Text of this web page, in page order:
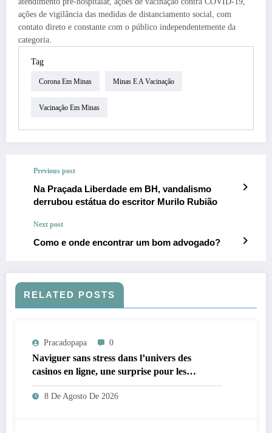
ações de vigilância das medidas de distanciamento social, com
contato direto e constante com o público independentemente da
categoria.
Tag
Corona Em Minas Minas E A Vacinação
Vacinação Em Minas
Previous post
Na Praçada Liberdade em BH, vandalismo
derrubou estátua do escritor Murilo Rubião
Next post
Como e onde encontrar um bom advogado?
RELATED POSTS
Pracadopapa 0
Naviguer sans stress dans l’univers des
casinos en ligne, une surprise pour les
néophytes
8 De Agosto De 2026